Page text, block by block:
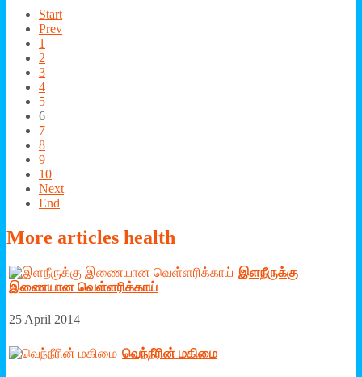
Start
Prev
1
2
3
4
5
6
7
8
9
10
Next
End
More articles health
இளநீருக்கு
இணையான வெள்ளரிக்காய்
25 April 2014
வெந்நீரின் மகிமை